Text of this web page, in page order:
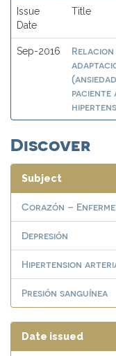
Issue
Date
Title
Sep-2016
Discover
Subject
Corazón –
Depresión
Hipertension
Presión sanguínea
Date issued